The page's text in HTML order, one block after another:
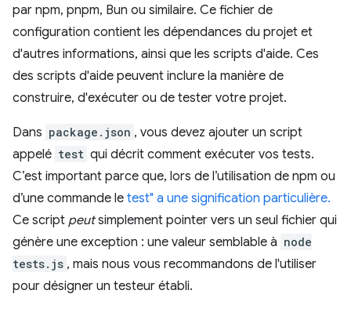
par npm, pnpm, Bun ou similaire. Ce fichier de
configuration contient les dépendances du projet et
d'autres informations, ainsi que les scripts d'aide. Ces
des scripts d'aide peuvent inclure la manière de
construire, d'exécuter ou de tester votre projet.
Dans package.json , vous devez ajouter un script
appelé test qui décrit comment exécuter vos tests.
C’est important parce que, lors de l’utilisation de npm ou
d’une commande le test" a une signification particulière.
Ce script peutsimplement pointer vers un seul fichier qui
génère une exception : une valeur semblable à node
tests.js , mais nous vous recommandons de l'utiliser
pour désigner un testeur établi.